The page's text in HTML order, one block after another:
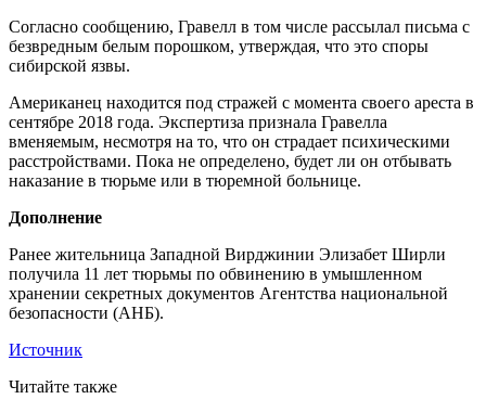
Согласно сообщению, Гравелл в том числе рассылал письма с
безвредным белым порошком, утверждая, что это споры
сибирской язвы.
Американец находится под стражей с момента своего ареста в
сентябре 2018 года. Экспертиза признала Гравелла
вменяемым, несмотря на то, что он страдает психическими
расстройствами. Пока не определено, будет ли он отбывать
наказание в тюрьме или в тюремной больнице.
Дополнение
Ранее жительница Западной Вирджинии Элизабет Ширли
получила 11 лет тюрьмы по обвинению в умышленном
хранении секретных документов Агентства национальной
безопасности (АНБ).
Источник
Читайте также